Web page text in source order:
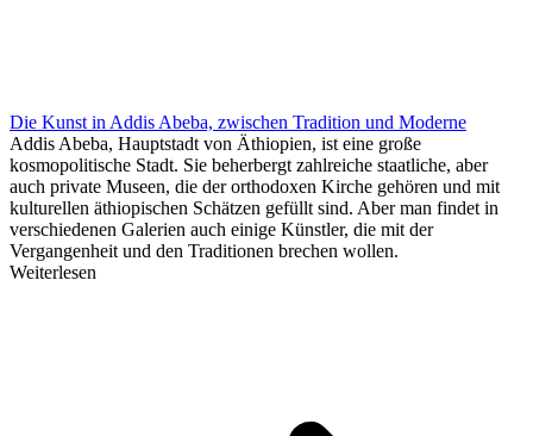
Die Kunst in Addis Abeba, zwischen Tradition und Moderne
Addis Abeba, Hauptstadt von Äthiopien, ist eine große
kosmopolitische Stadt. Sie beherbergt zahlreiche staatliche, aber
auch private Museen, die der orthodoxen Kirche gehören und mit
kulturellen äthiopischen Schätzen gefüllt sind. Aber man findet in
verschiedenen Galerien auch einige Künstler, die mit der
Vergangenheit und den Traditionen brechen wollen.
Weiterlesen